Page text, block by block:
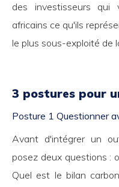
des investisseurs
africains ce qu'ils
le plus sous-exploité de
3 postures pour
Posture 1 Questionner
Avant d'intégrer un
posez deux questions :
Quel est le bilan